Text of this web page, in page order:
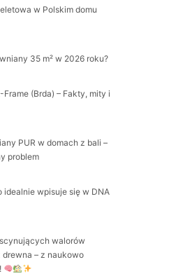
w Polskim domu
35 m² w 2026 roku?
(Brda) – Fakty, mity i
PUR w domach z bali –
problem
idealnie wpisuje się w DNA
walorów
– z naukowo